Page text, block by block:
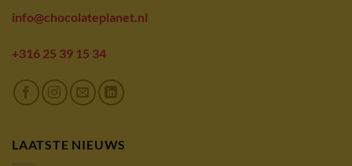
info@chocolateplanet.nl
+316 25 39 15 34
LAATSTE NIEUWS